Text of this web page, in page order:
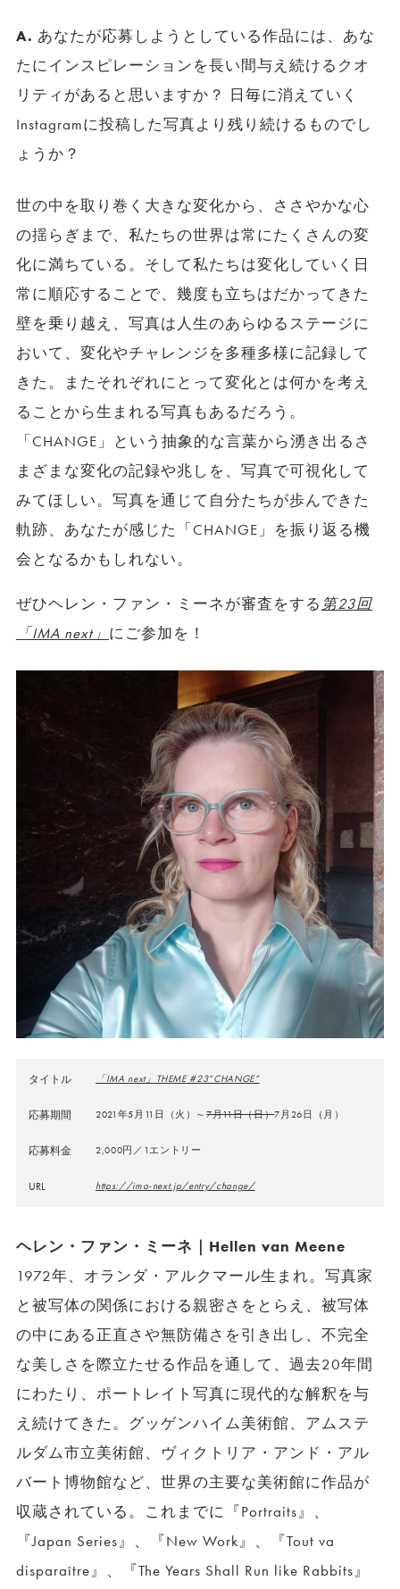
A. あなたが応募しようとしている作品には、あな
たにインスピレーションを長い間与え続けるクオ
リティがあると思いますか？ 日毎に消えていく
Instagramに投稿した写真より残り続けるものでし
ょうか？
世の中を取り巻く大きな変化から、ささやかな心
の揺らぎまで、私たちの世界は常にたくさんの変
化に満ちている。そして私たちは変化していく日
常に順応することで、幾度も立ちはだかってきた
壁を乗り越え、写真は人生のあらゆるステージに
おいて、変化やチャレンジを多種多様に記録して
きた。またそれぞれにとって変化とは何かを考え
ることから生まれる写真もあるだろう。
「CHANGE」という抽象的な言葉から湧き出るさ
まざまな変化の記録や兆しを、写真で可視化して
みてほしい。写真を通じて自分たちが歩んできた
軌跡、あなたが感じた「CHANGE」を振り返る機
会となるかもしれない。
ぜひヘレン・ファン・ミーネが審査をする 第23回
「IMA next」 にご参加を！
タイトル 「IMA next」THEME #23“CHANGE”
応募期間 2021年5月11日（火）～7月11日（日）7月26日（月）
応募料金 2,000円／1エントリー
URL https://ima-next.jp/entry/change/
ヘレン・ファン・ミーネ｜Hellen van Meene
1972年、オランダ・アルクマール生まれ。写真家
と被写体の関係における親密さをとらえ、被写体
の中にある正直さや無防備さを引き出し、不完全
な美しさを際立たせる作品を通して、過去20年間
にわたり、ポートレイト写真に現代的な解釈を与
え続けてきた。グッゲンハイム美術館、アムステ
ルダム市立美術館、ヴィクトリア・アンド・アル
バート博物館など、世界の主要な美術館に作品が
収蔵されている。これまでに『Portraits』、
『Japan Series』、『New Work』、『Tout va
disparaître』、『The Years Shall Run like Rabbits』